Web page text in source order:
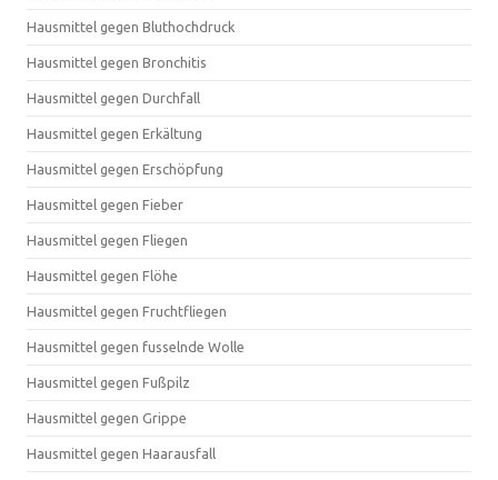
Hausmittel gegen Bluthochdruck
Hausmittel gegen Bronchitis
Hausmittel gegen Durchfall
Hausmittel gegen Erkältung
Hausmittel gegen Erschöpfung
Hausmittel gegen Fieber
Hausmittel gegen Fliegen
Hausmittel gegen Flöhe
Hausmittel gegen Fruchtfliegen
Hausmittel gegen fusselnde Wolle
Hausmittel gegen Fußpilz
Hausmittel gegen Grippe
Hausmittel gegen Haarausfall